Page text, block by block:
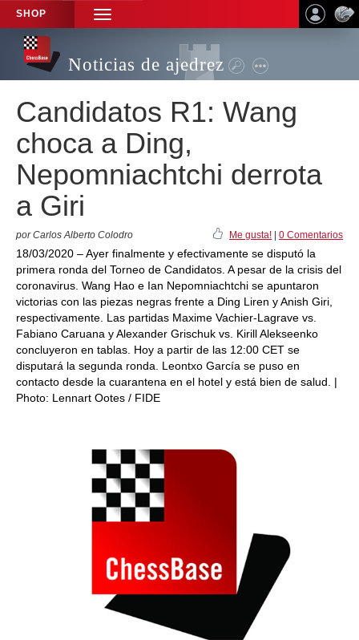
SHOP
TOGGLE
NAVIGATION
Noticias de ajedrez
Candidatos R1: Wang
choca a Ding,
Nepomniachtchi derrota
a Giri
por Carlos Alberto Colodro Me gusta! 0 Comentarios
18/03/2020 – Ayer finalmente y efectivamente se disputó la
primera ronda del Torneo de Candidatos. A pesar de la crisis del
coronavirus. Wang Hao e Ian Nepomniachtchi se apuntaron
victorias con las piezas negras frente a Ding Liren y Anish Giri,
respectivamente. Las partidas Maxime Vachier-Lagrave vs.
Fabiano Caruana y Alexander Grischuk vs. Kirill Alekseenko
concluyeron en tablas. Hoy a partir de las 12:00 CET se
disputará la segunda ronda. Leontxo García se puso en
contacto desde la cuarantena en el hotel y está bien de salud. |
Photo: Lennart Ootes / FIDE